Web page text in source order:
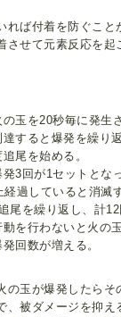
れば付着を防ぐこと
させて元素反応を起
玉を20秒毎に発生
すると爆発を繰り
尾を始める。
3回が1セットとな
過していると消滅
尾を繰り返し、計12
を行わないと火の
回数が増える。
の玉が爆発したら
、被ダメージを抑え